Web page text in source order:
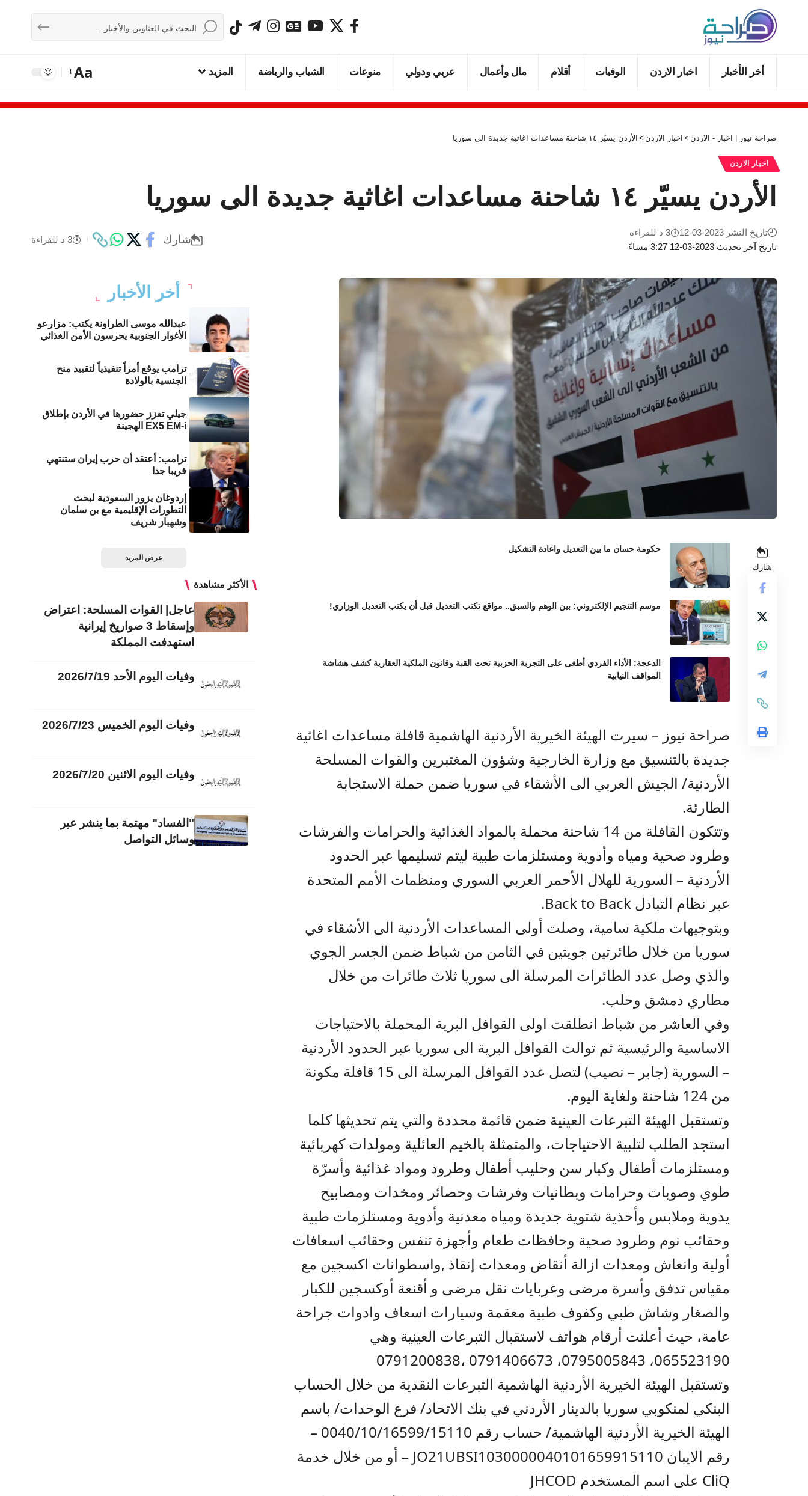
أخر الأخبار اخبار الاردن الوفيات أقلام مال وأعمال عربي ودولي منوعات الشباب والرياضة المزيد Aa
صراحة نيوز | اخبار - الاردن > اخبار الاردن > الأردن يسيّر ١٤ شاحنة مساعدات اغاثية جديدة الى سوريا
اخبار الاردن
الأردن يسيّر ١٤ شاحنة مساعدات اغاثية جديدة الى سوريا
تاريخ آخر تحديث 2023-03-12 3:27 مساءً
تاريخ النشر 2023-03-12 3 د للقراءة
شارك 3 د للقراءة
شارك
حكومة حسان ما بين التعديل واعادة التشكيل
موسم التنجيم الإلكتروني: بين الوهم والسبق.. مواقع تكتب التعديل قبل أن يكتب التعديل الوزاري!
الدعجة: الأداء الفردي أطغى على التجربة الحزبية تحت القبة وقانون الملكية العقارية كشف هشاشة
المواقف النيابية
صراحة نيوز – سيرت الهيئة الخيرية الأردنية الهاشمية قافلة مساعدات اغاثية
جديدة بالتنسيق مع وزارة الخارجية وشؤون المغتبرين والقوات المسلحة
الأردنية/ الجيش العربي الى الأشقاء في سوريا ضمن حملة الاستجابة
الطارئة.
وتتكون القافلة من 14 شاحنة محملة بالمواد الغذائية والحرامات والفرشات
وطرود صحية ومياه وأدوية ومستلزمات طبية ليتم تسليمها عبر الحدود
الأردنية – السورية للهلال الأحمر العربي السوري ومنظمات الأمم المتحدة
عبر نظام التبادل Back to Back.
وبتوجيهات ملكية سامية، وصلت أولى المساعدات الأردنية الى الأشقاء في
سوريا من خلال طائرتين جويتين في الثامن من شباط ضمن الجسر الجوي
والذي وصل عدد الطائرات المرسلة الى سوريا ثلاث طائرات من خلال
مطاري دمشق وحلب.
وفي العاشر من شباط انطلقت اولى القوافل البرية المحملة بالاحتياجات
الاساسية والرئيسية ثم توالت القوافل البرية الى سوريا عبر الحدود الأردنية
– السورية (جابر – نصيب) لتصل عدد القوافل المرسلة الى 15 قافلة مكونة
من 124 شاحنة ولغاية اليوم.
وتستقبل الهيئة التبرعات العينية ضمن قائمة محددة والتي يتم تحديثها كلما
استجد الطلب لتلبية الاحتياجات، والمتمثلة بالخيم العائلية ومولدات كهربائية
ومستلزمات أطفال وكبار سن وحليب أطفال وطرود ومواد غذائية وأسرّة
طوي وصوبات وحرامات وبطانيات وفرشات وحصائر ومخدات ومصابيح
يدوية وملابس وأحذية شتوية جديدة ومياه معدنية وأدوية ومستلزمات طبية
وحقائب نوم وطرود صحية وحافظات طعام وأجهزة تنفس وحقائب اسعافات
أولية وانعاش ومعدات ازالة أنقاض ومعدات إنقاذ ,واسطوانات اكسجين مع
مقياس تدفق وأسرة مرضى وعربايات نقل مرضى و أقنعة أوكسجين للكبار
والصغار وشاش طبي وكفوف طبية معقمة وسيارات اسعاف وادوات جراحة
عامة، حيث أعلنت أرقام هواتف لاستقبال التبرعات العينية وهي
065523190، 0795005843، 0791406673 ،0791200838
وتستقبل الهيئة الخيرية الأردنية الهاشمية التبرعات النقدية من خلال الحساب
البنكي لمنكوبي سوريا بالدينار الأردني في بنك الاتحاد/ فرع الوحدات/ باسم
الهيئة الخيرية الأردنية الهاشمية/ حساب رقم 0040/10/16599/15110 –
رقم الايبان JO21UBSI1030000040101659915110 – أو من خلال خدمة
CliQ على اسم المستخدم JHCOD
أخر الأخبار
عبدالله موسى الطراونة يكتب: مزارعو
الأغوار الجنوبية يحرسون الأمن الغذائي
ترامب يوقع أمراً تنفيذياً لتقييد منح
الجنسية بالولادة
جيلي تعزز حضورها في الأردن بإطلاق
EX5 EM-i الهجينة
ترامب: أعتقد أن حرب إيران ستنتهي
قريبا جدا
إردوغان يزور السعودية لبحث
التطورات الإقليمية مع بن سلمان
وشهباز شريف
عرض المزيد
الأكثر مشاهدة
عاجل| القوات المسلحة: اعتراض
وإسقاط 3 صواريخ إيرانية
استهدفت المملكة
وفيات اليوم الأحد 2026/7/19
وفيات اليوم الخميس 2026/7/23
وفيات اليوم الاثنين 2026/7/20
"الفساد" مهتمة بما ينشر عبر
وسائل التواصل